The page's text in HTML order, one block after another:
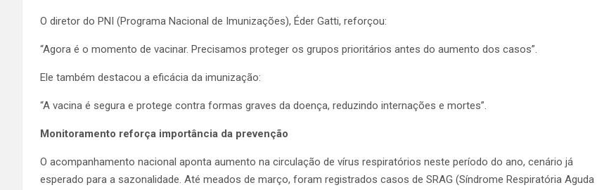
O diretor do PNI (Programa Nacional de Imunizações), Éder Gatti, reforçou:
“Agora é o momento de vacinar. Precisamos proteger os grupos prioritários antes do aumento dos casos”.
Ele também destacou a eficácia da imunização:
“A vacina é segura e protege contra formas graves da doença, reduzindo internações e mortes”.
Monitoramento reforça importância da prevenção
O acompanhamento nacional aponta aumento na circulação de vírus respiratórios neste período do ano, cenário já
esperado para a sazonalidade. Até meados de março, foram registrados casos de SRAG (Síndrome Respiratória Aguda